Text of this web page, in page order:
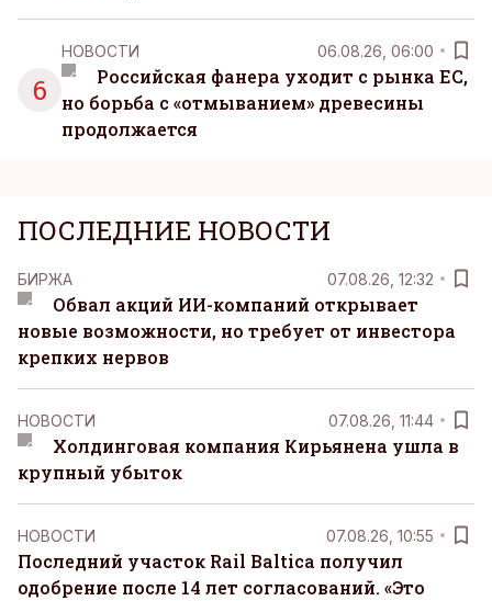
6
НОВОСТИ 06.08.26, 06:00
Российская фанера уходит с рынка ЕС,
но борьба с «отмыванием» древесины
продолжается
ПОСЛЕДНИЕ НОВОСТИ
БИРЖА 07.08.26, 12:32
Обвал акций ИИ-компаний открывает
новые возможности, но требует от инвестора
крепких нервов
НОВОСТИ 07.08.26, 11:44
Холдинговая компания Кирьянена ушла в
крупный убыток
НОВОСТИ 07.08.26, 10:55
Последний участок Rail Baltica получил
одобрение после 14 лет согласований. «Это